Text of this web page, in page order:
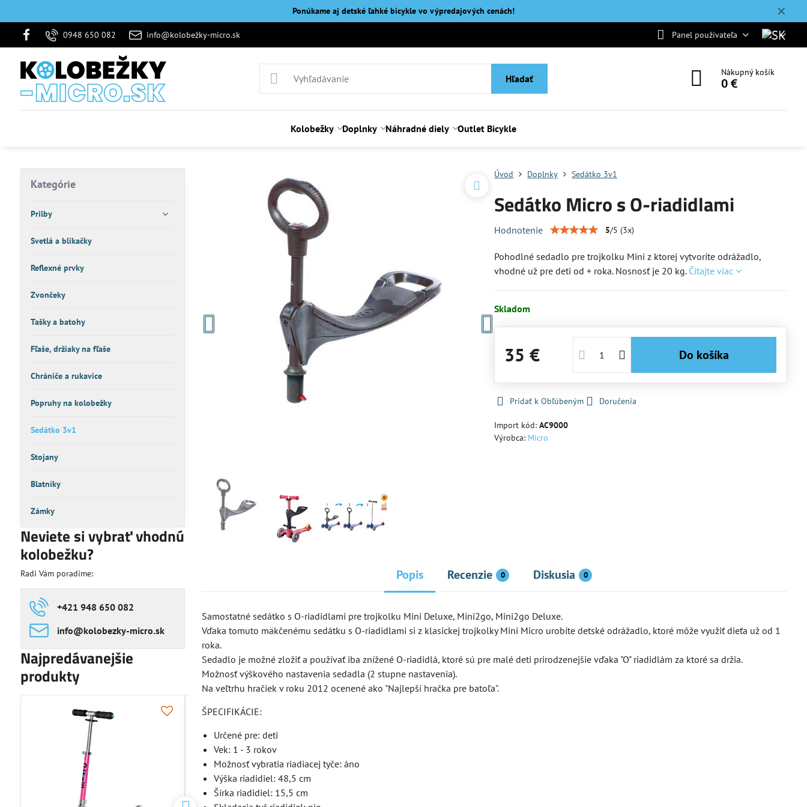
✕
Ponúkame aj detské ľahké bicykle vo výpredajových cenách!
0948 650 082 info@kolobežky-micro.sk Panel používateľa
Hľadať
Nákupný košík
0 €
Kolobežky Doplnky Náhradné diely Outlet Bicykle
Úvod Doplnky Sedátko 3v1
Sedátko Micro s O-riadidlami
Hodnotenie 5/5 (3x)
Pohodlné sedadlo pre trojkolku Mini z ktorej vytvoríte odrážadlo,
vhodné už pre deti od + roka. Nosnosť je 20 kg. Čítajte viac
Skladom
35 € Do košíka
Pridať k Obľúbeným Doručenia
Import kód:AC9000
Výrobca: Micro
Popis Recenzie 0 Diskusia 0
Samostatné sedátko s O-riadidlami pre trojkolku Mini Deluxe, Mini2go, Mini2go Deluxe.
Vďaka tomuto mäkčenému sedátku s O-riadidlami si z klasickej trojkolky Mini Micro urobíte detské odrážadlo, ktoré môže využiť dieťa už od 1
roka.
Sedadlo je možné zložiť a používať iba znížené O-riadidlá, ktoré sú pre malé deti prirodzenejšie vďaka "O" riadidlám za ktoré sa držia.
Možnosť výškového nastavenia sedadla (2 stupne nastavenia).
Na veľtrhu hračiek v roku 2012 ocenené ako "Najlepší hračka pre batoľa".
ŠPECIFIKÁCIE:
Určené pre: deti
Vek: 1 - 3 rokov
Možnosť vybratia riadiacej tyče: áno
Výška riadidiel: 48,5 cm
Šírka riadidiel: 15,5 cm
Kategórie
Prilby
Svetlá a blikačky
Reflexné prvky
Zvončeky
Tašky a batohy
Fľaše, držiaky na fľaše
Chrániče a rukavice
Popruhy na kolobežky
Sedátko 3v1
Stojany
Blatníky
Zámky
Neviete si vybrať vhodnú
kolobežku?
Radi Vám poradíme:
+421 948 650 082
info​@kolobezky-micro​.sk
Najpredávanejšie
produkty
NOVINKA